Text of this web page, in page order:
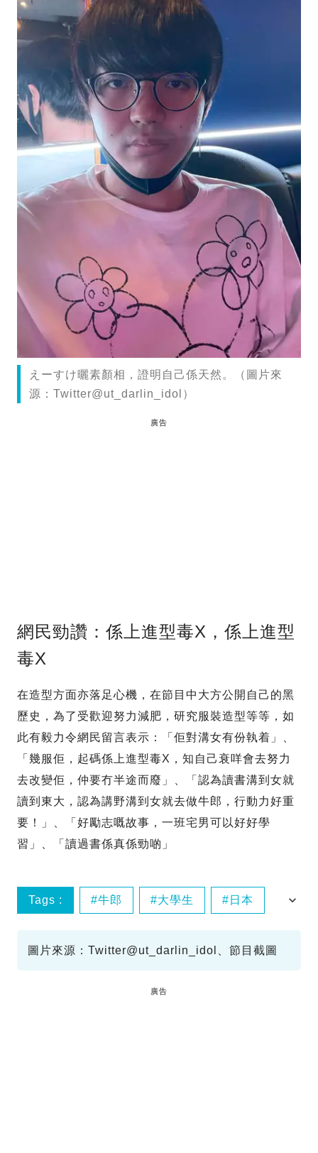
えーすけ曬素顏相，證明自己係天然。（圖片來
源：Twitter@ut_darlin_idol）
廣告
網民勁讚：係上進型毒X，係上進型
毒X
在造型方面亦落足心機，在節目中大方公開自己的黑
歷史，為了受歡迎努力減肥，研究服裝造型等等，如
此有毅力令網民留言表示：「佢對溝女有份執着」、
「幾服佢，起碼係上進型毒X，知自己衰咩會去努力
去改變佢，仲要冇半途而廢」、「認為讀書溝到女就
讀到東大，認為講野溝到女就去做牛郎，行動力好重
要！」、「好勵志嘅故事，一班宅男可以好好學
習」、「讀過書係真係勁啲」
Tags : 牛郎 大學生 日本
圖片來源：Twitter@ut_darlin_idol、節目截圖
廣告